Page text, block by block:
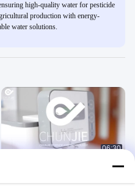
high-quality water for pesticide
production with energy-
water solutions.
06:30
วิดีโอการติดตั้งซีรีส์ LTL Sichuan Pure